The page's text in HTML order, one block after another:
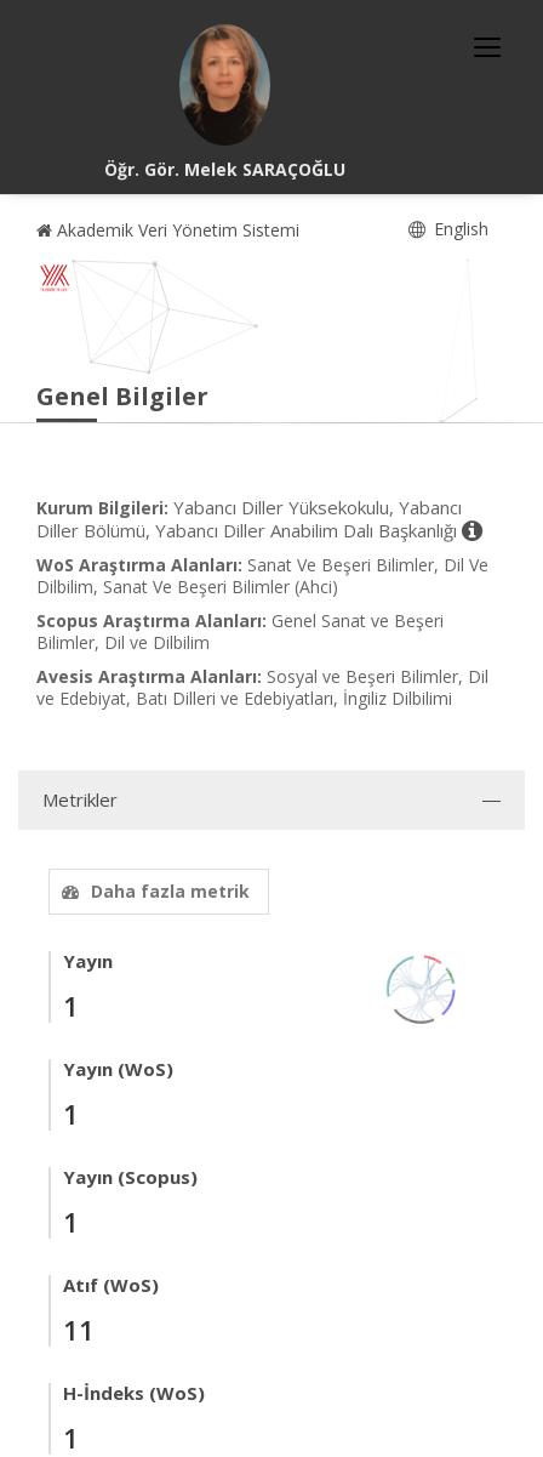
Öğr. Gör. Melek SARAÇOĞLU
Akademik Veri Yönetim Sistemi English
Genel Bilgiler
Kurum Bilgileri: Yabancı Diller Yüksekokulu, Yabancı
Diller Bölümü, Yabancı Diller Anabilim Dalı Başkanlığı
WoS Araştırma Alanları: Sanat Ve Beşeri Bilimler, Dil Ve
Dilbilim, Sanat Ve Beşeri Bilimler (Ahci)
Scopus Araştırma Alanları: Genel Sanat ve Beşeri
Bilimler, Dil ve Dilbilim
Avesis Araştırma Alanları: Sosyal ve Beşeri Bilimler, Dil
ve Edebiyat, Batı Dilleri ve Edebiyatları, İngiliz Dilbilimi
Metrikler
Daha fazla metrik
Yayın
1
Yayın (WoS)
1
Yayın (Scopus)
1
Atıf (WoS)
11
H-İndeks (WoS)
1